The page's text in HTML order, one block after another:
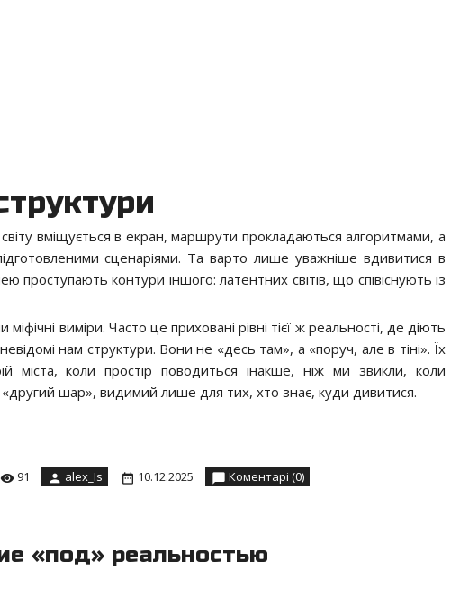
вміщується в екран, маршрути прокладаються алгоритмами, а
сценаріями. Та варто лише уважніше вдивитися в
контури іншого: латентних світів, що співіснують із
виміри. Часто це приховані рівні тієї ж реальності, де діють
нам структури. Вони не «десь там», а «поруч, але в тіні». Їх
міста, коли простір поводиться інакше, ніж ми звикли, коли
шар», видимий лише для тих, хто знає, куди дивитися.
91 alex_Is 10.12.2025 Коментарі (0)
«под» реальностью